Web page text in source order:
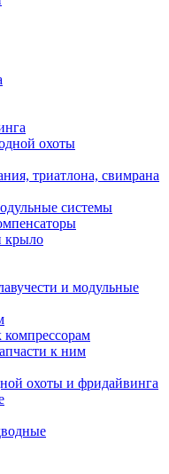
охоты
триатлона, свимрана
системы
крыло
и модульные
компрессорам
к ним
охоты и фридайвинга